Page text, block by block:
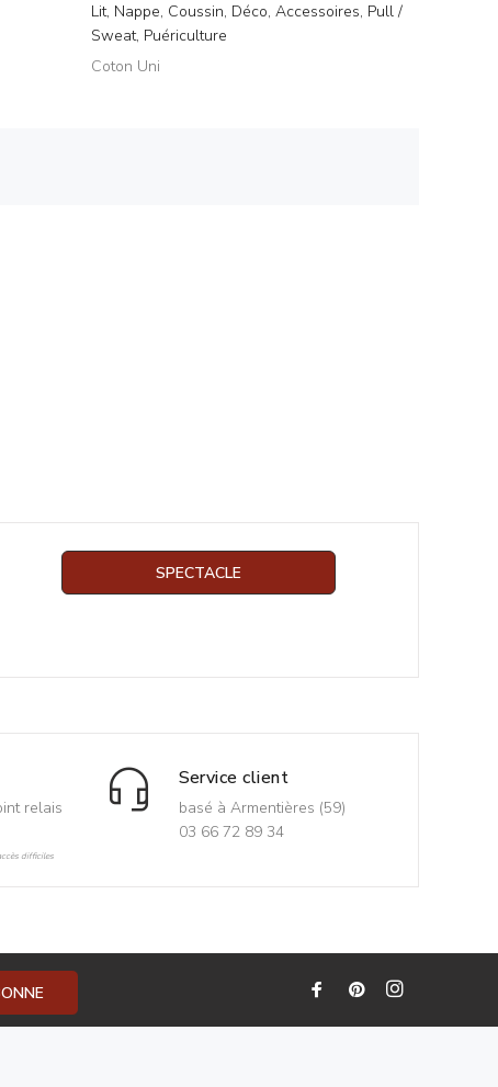
Lit, Nappe, Coussin, Déco, Accessoires, Pull /
Sweat, Puériculture
Coton Uni
SPECTACLE
relais
difficiles
Service client
basé à Armentières (59)
03 66 72 89 34